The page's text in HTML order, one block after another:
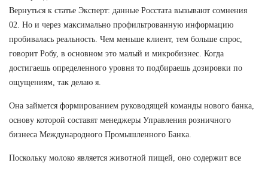
Вернуться к статье Эксперт: данные Росстата вызывают сомнения
02. Но и через максимально профильтрованную информацию
пробивалась реальность. Чем меньше клиент, тем больше спрос,
говорит Робу, в основном это малый и микробизнес. Когда
достигаешь определенного уровня то подбираешь дозировки по
ощущениям, так делаю я.
Она займется формированием руководящей команды нового банка,
основу которой составят менеджеры Управления розничного
бизнеса Международного Промышленного Банка.
Поскольку молоко является животной пищей, оно содержит все